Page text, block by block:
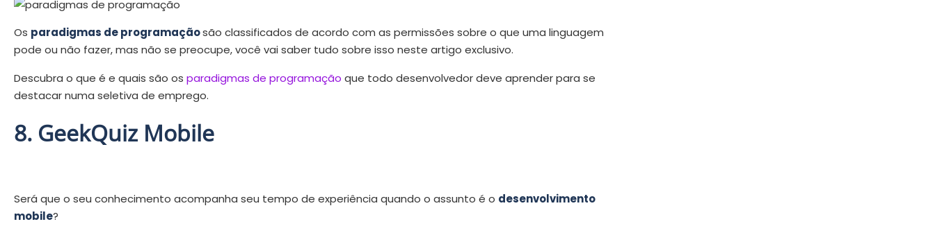
Os paradigmas de programaçãosão classificados de acordo com as permissões sobre o que uma linguagem
pode ou não fazer, mas não se preocupe, você vai saber tudo sobre isso neste artigo exclusivo.
Descubra o que é e quais são os paradigmas de programação que todo desenvolvedor deve aprender para se
destacar numa seletiva de emprego.
8. GeekQuiz Mobile
Será que o seu conhecimento acompanha seu tempo de experiência quando o assunto é o desenvolvimento
mobile?